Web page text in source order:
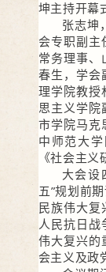
坤主持开幕
张志坤
会专职副主
常务理事、
春生，学会
理学院教授
思主义学院
市学院马克
中师范大
《社会主
大会设
五”规划前
民族伟大复
人民抗日战
伟大复兴的
会主义及政